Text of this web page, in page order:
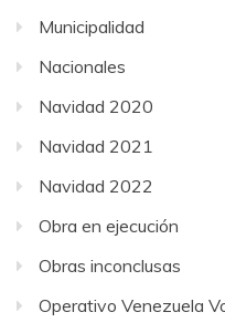
Municipalidad
Nacionales
Navidad 2020
Navidad 2021
Navidad 2022
Obra en ejecución
Obras inconclusas
Operativo Venezuela